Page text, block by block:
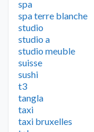
spa
spa terre blanche
studio
studio a
studio meuble
suisse
sushi
t3
tangla
taxi
taxi bruxelles